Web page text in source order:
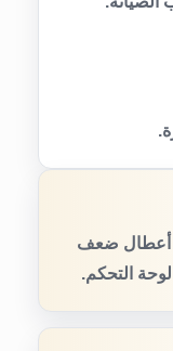
أعطال ضعف
التحكم.